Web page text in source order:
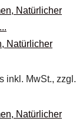
Natürlicher
inkl. MwSt., zzgl.